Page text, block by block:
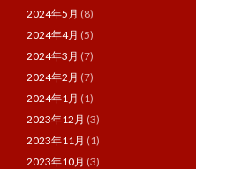
2024年5月 (8)
2024年4月 (5)
2024年3月 (7)
2024年2月 (7)
2024年1月 (1)
2023年12月 (3)
2023年11月 (1)
2023年10月 (3)